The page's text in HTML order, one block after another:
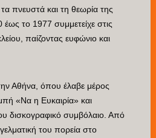
πνευστά και τη θεωρία της
το 1977 συμμετείχε στις
παίζοντας ευφώνιο και
Αθήνα, όπου έλαβε μέρος
«Να η Ευκαιρία» και
δισκογραφικό συμβόλαιο. Από
του πορεία στο